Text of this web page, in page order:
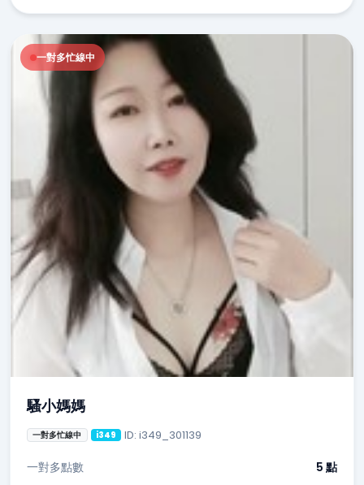
一對多忙線中
騷小媽媽
一對多忙線中 i349 ID: i349_301139
一對多點數 5 點